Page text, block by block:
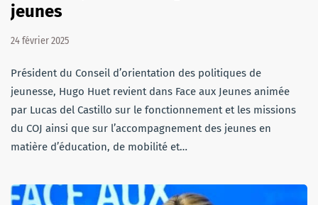
jeunes
24 février 2025
Président du Conseil d’orientation des politiques de
jeunesse, Hugo Huet revient dans Face aux Jeunes animée
par Lucas del Castillo sur le fonctionnement et les missions
du COJ ainsi que sur l’accompagnement des jeunes en
matière d’éducation, de mobilité et…